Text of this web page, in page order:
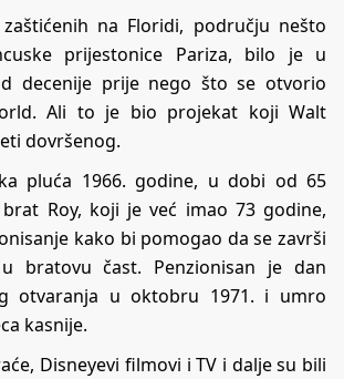
na Floridi, području nešto
prijestonice Pariza, bilo je u
decenije prije nego što se otvorio
Ali to je bio projekat koji Walt
dovršenog.
pluća 1966. godine, u dobi od 65
Roy, koji je već imao 73 godine,
kako bi pomogao da se završi
bratovu čast. Penzionisan je dan
otvaranja u oktobru 1971. i umro
kasnije.
Disneyevi filmovi i TV i dalje su bili